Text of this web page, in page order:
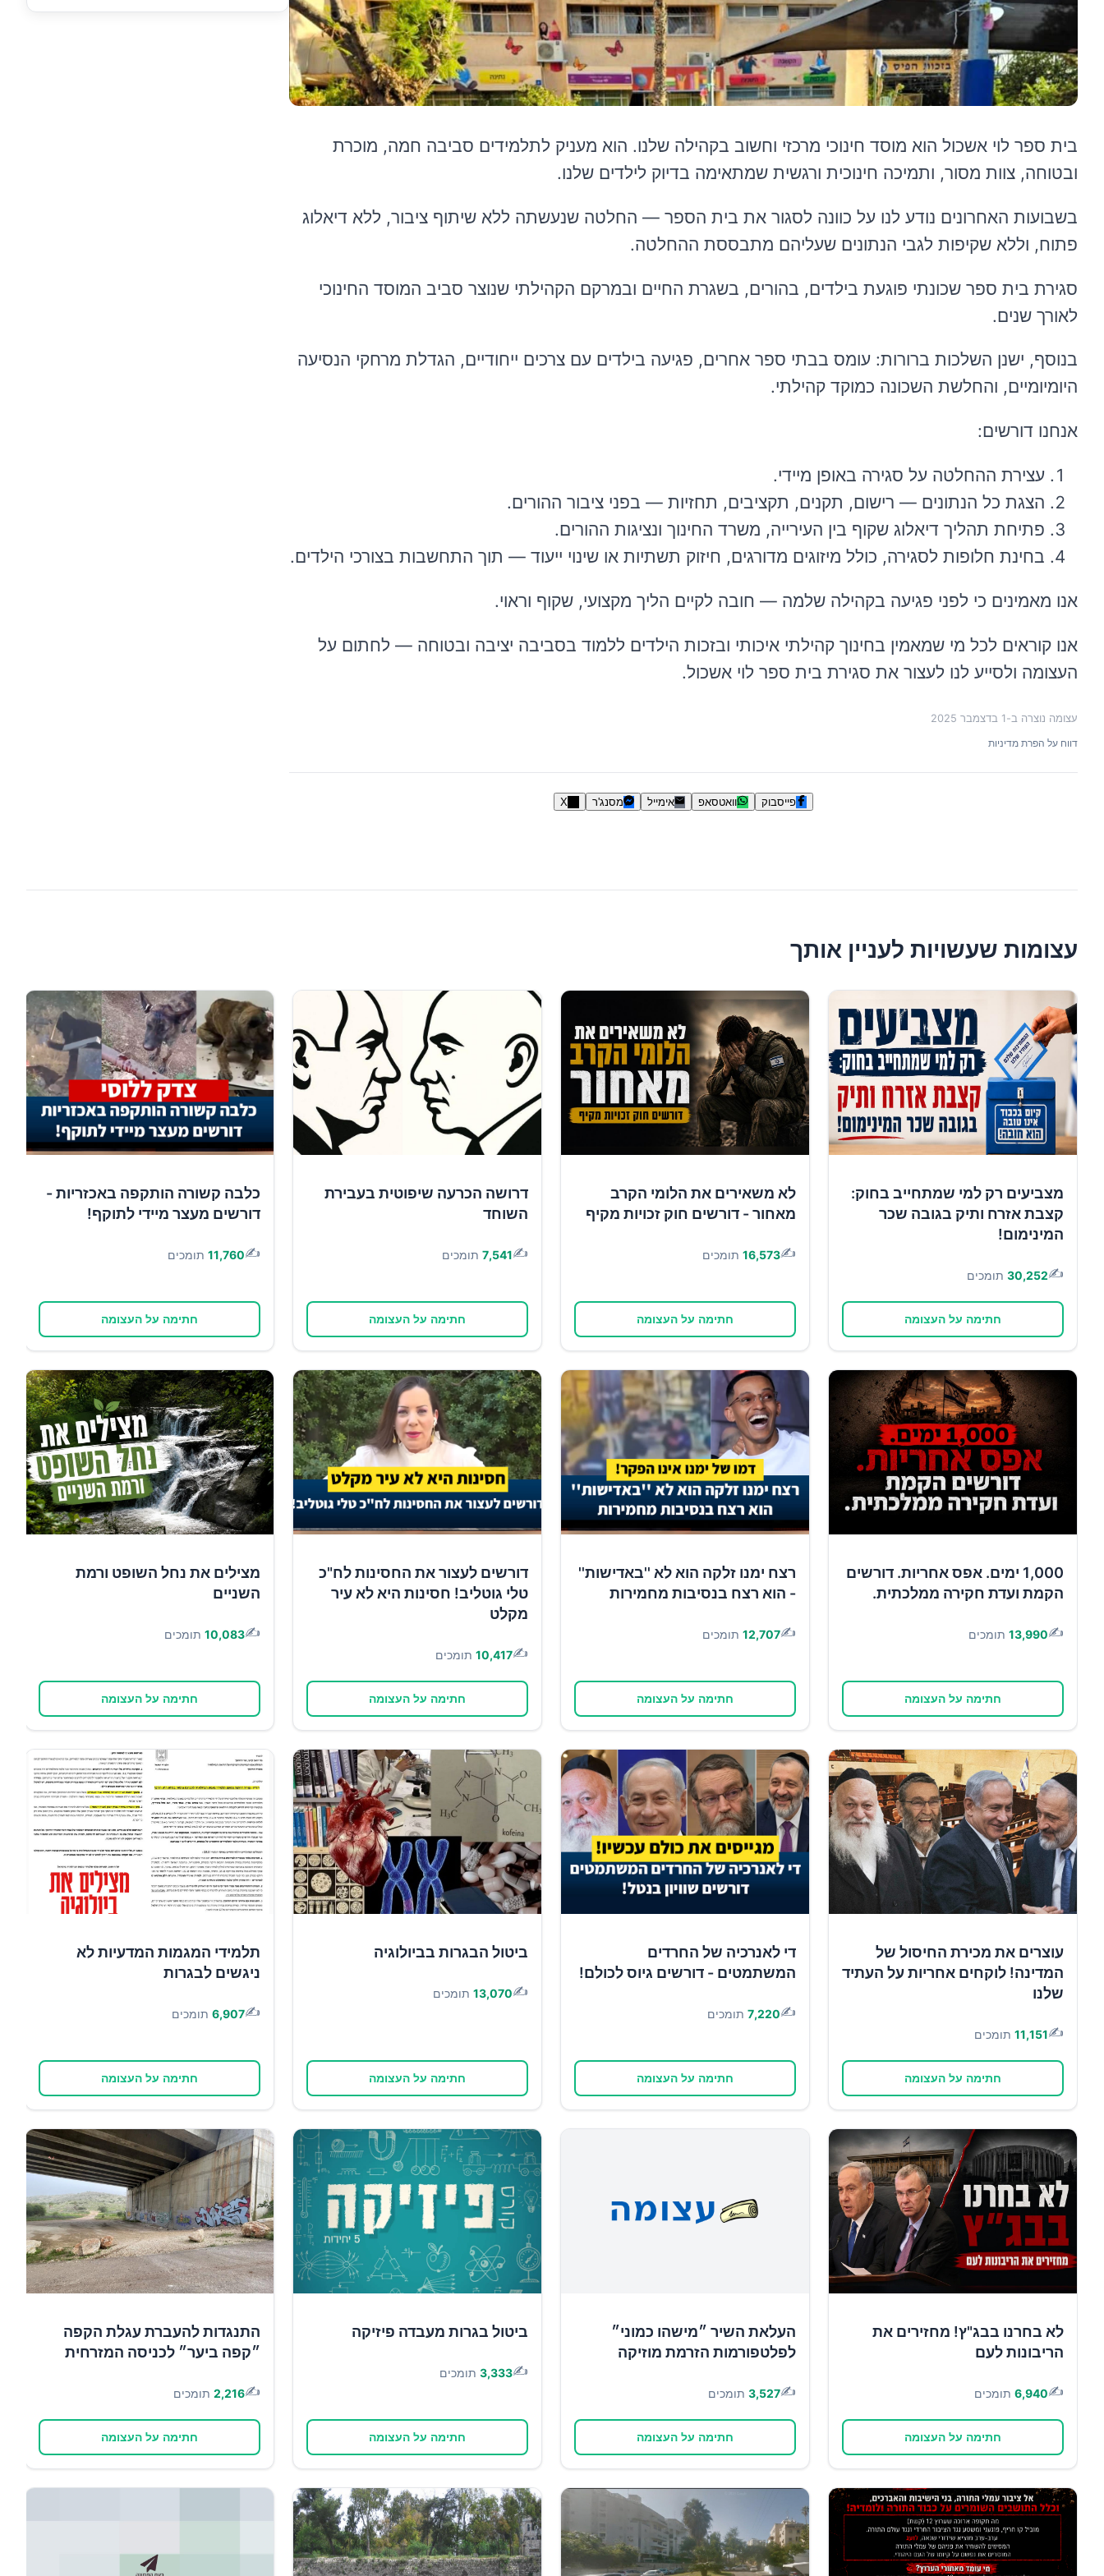
בית ספר לוי אשכול הוא מוסד חינוכי מרכזי וחשוב בקהילה שלנו. הוא מעניק לתלמידים סביבה חמה, מוכרת
ובטוחה, צוות מסור, ותמיכה חינוכית ורגשית שמתאימה בדיוק לילדים שלנו.
בשבועות האחרונים נודע לנו על כוונה לסגור את בית הספר — החלטה שנעשתה ללא שיתוף ציבור, ללא דיאלוג
פתוח, וללא שקיפות לגבי הנתונים שעליהם מתבססת ההחלטה.
סגירת בית ספר שכונתי פוגעת בילדים, בהורים, בשגרת החיים ובמרקם הקהילתי שנוצר סביב המוסד החינוכי
לאורך שנים.
בנוסף, ישנן השלכות ברורות: עומס בבתי ספר אחרים, פגיעה בילדים עם צרכים ייחודיים, הגדלת מרחקי הנסיעה
היומיומיים, והחלשת השכונה כמוקד קהילתי.
אנחנו דורשים:
עצירת ההחלטה על סגירה באופן מיידי.
הצגת כל הנתונים — רישום, תקנים, תקציבים, תחזיות — בפני ציבור ההורים.
פתיחת תהליך דיאלוג שקוף בין העירייה, משרד החינוך ונציגות ההורים.
בחינת חלופות לסגירה, כולל מיזוגים מדורגים, חיזוק תשתיות או שינוי ייעוד — תוך התחשבות בצורכי הילדים.
אנו מאמינים כי לפני פגיעה בקהילה שלמה — חובה לקיים הליך מקצועי, שקוף וראוי.
אנו קוראים לכל מי שמאמין בחינוך קהילתי איכותי ובזכות הילדים ללמוד בסביבה יציבה ובטוחה — לחתום על
העצומה ולסייע לנו לעצור את סגירת בית ספר לוי אשכול.
עצומה נוצרה ב- 1 בדצמבר 2025
דווח על הפרת מדיניות
פייסבוק וואטסאפ אימייל מסנג'ר X
עצומות שעשויות לעניין אותך
מצביעים רק למי שמתחייב בחוק:
קצבת אזרח ותיק בגובה שכר
המינימום!
✍️
30,252 תומכים
חתימה על העצומה
לא משאירים את הלומי הקרב
מאחור - דורשים חוק זכויות מקיף
✍️
16,573 תומכים
חתימה על העצומה
דרושה הכרעה שיפוטית בעבירת
השוחד
✍️
7,541 תומכים
חתימה על העצומה
כלבה קשורה הותקפה באכזריות -
דורשים מעצר מיידי לתוקף!
✍️
11,760 תומכים
חתימה על העצומה
1,000 ימים. אפס אחריות. דורשים
הקמת ועדת חקירה ממלכתית.
✍️
13,990 תומכים
חתימה על העצומה
רצח ימנו זלקה הוא לא ''באדישות''
- הוא רצח בנסיבות מחמירות
✍️
12,707 תומכים
חתימה על העצומה
דורשים לעצור את החסינות לח"כ
טלי גוטליב! חסינות היא לא עיר
מקלט
✍️
10,417 תומכים
חתימה על העצומה
מצילים את נחל השופט ורמת
השניים
✍️
10,083 תומכים
חתימה על העצומה
עוצרים את מכירת החיסול של
המדינה! לוקחים אחריות על העתיד
שלנו
✍️
11,151 תומכים
חתימה על העצומה
די לאנרכיה של החרדים
המשתמטים - דורשים גיוס לכולם!
✍️
7,220 תומכים
חתימה על העצומה
ביטול הבגרות בביולוגיה
✍️
13,070 תומכים
חתימה על העצומה
תלמידי המגמות המדעיות לא
ניגשים לבגרות
✍️
6,907 תומכים
חתימה על העצומה
לא בחרנו בבג"ץ! מחזירים את
הריבונות לעם
✍️
6,940 תומכים
חתימה על העצומה
העלאת השיר ״מישהו כמוני״
לפלטפורמות הזרמת מוזיקה
✍️
3,527 תומכים
חתימה על העצומה
ביטול בגרות מעבדה פיזיקה
✍️
3,333 תומכים
חתימה על העצומה
התנגדות להעברת עגלת הקפה
״קפה ביער״ לכניסה המזרחית
✍️
2,216 תומכים
חתימה על העצומה